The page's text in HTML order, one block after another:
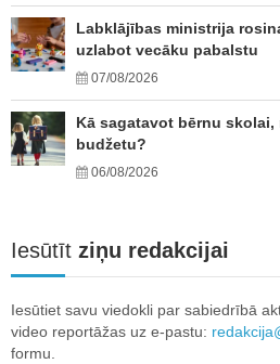
Labklājības ministrija
uzlabot vecāku pabalstu
07/08/2026
Kā sagatavot bērnu
budžetu?
06/08/2026
Iesūtīt ziņu redakcijai
Iesūtiet savu viedokli par sabiedrībā
video reportāžas uz e-pastu:
formu.